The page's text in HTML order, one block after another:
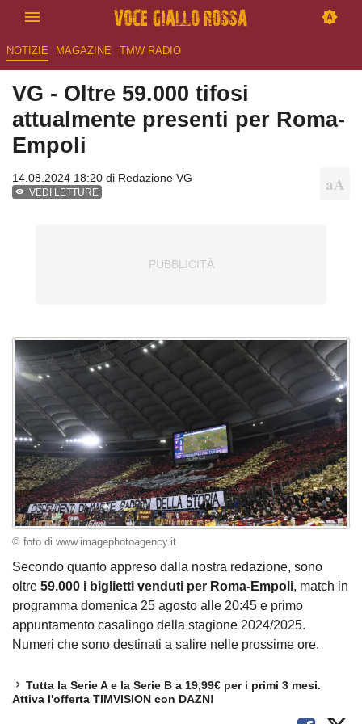
NOTIZIE MAGAZINE TMW RADIO
VG - Oltre 59.000 tifosi
attualmente presenti per Roma-
Empoli
14.08.2024 18:20 di Redazione VG
VEDI LETTURE
© foto di www.imagephotoagency.it
Secondo quanto appreso dalla nostra redazione, sono
oltre 59.000 i biglietti venduti per Roma-Empoli, match in
programma domenica 25 agosto alle 20:45 e primo
appuntamento casalingo della stagione 2024/2025.
Numeri che sono destinati a salire nelle prossime ore.
Tutta la Serie A e la Serie B a 19,99€ per i primi 3 mesi.
Attiva l'offerta TIMVISION con DAZN!